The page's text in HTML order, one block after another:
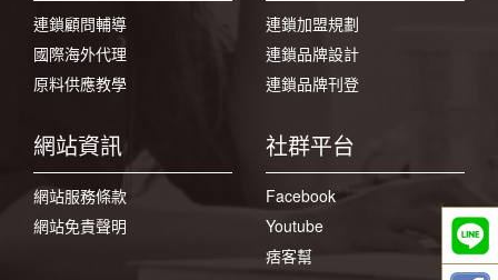
連鎖顧問輔導
國際海外代理
原料供應教學
連鎖加盟規劃
連鎖品牌設計
連鎖品牌刊登
網站資訊
網站服務條款
網站免責聲明
社群平台
Facebook
Youtube
痞客幫